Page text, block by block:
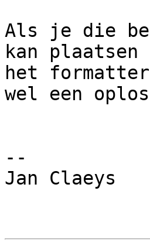
Als je die
kan plaatsen
het
wel een
--
Jan Claeys